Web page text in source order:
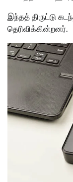
இந்தத் திருட்டு
தெரிவிக்கின்றனர்.